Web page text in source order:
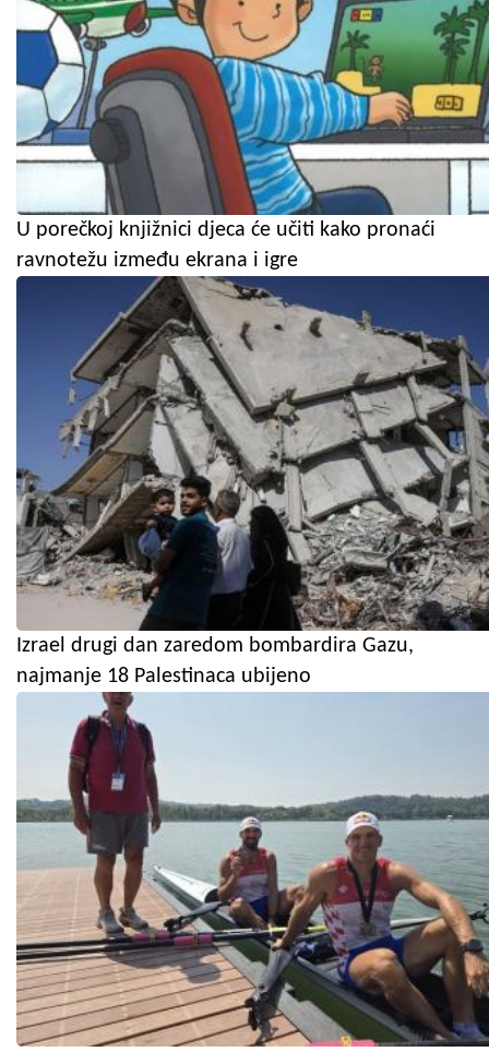
U porečkoj knjižnici djeca će učiti kako pronaći
ravnotežu između ekrana i igre
Izrael drugi dan zaredom bombardira Gazu,
najmanje 18 Palestinaca ubijeno